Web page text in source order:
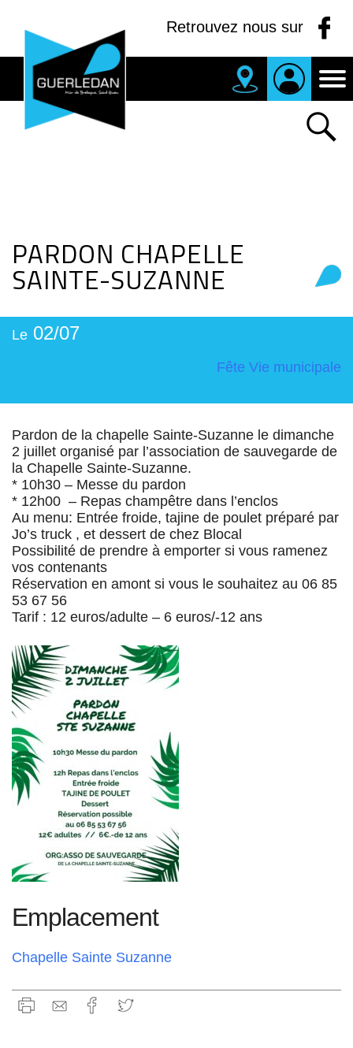
Retrouvez nous sur
PARDON CHAPELLE
SAINTE-SUZANNE
Le 02/07
Fête Vie municipale
Pardon de la chapelle Sainte-Suzanne le dimanche
2 juillet organisé par l’association de sauvegarde de
la Chapelle Sainte-Suzanne.
* 10h30 – Messe du pardon
* 12h00 – Repas champêtre dans l’enclos
Au menu: Entrée froide, tajine de poulet préparé par
Jo’s truck , et dessert de chez Blocal
Possibilité de prendre à emporter si vous ramenez
vos contenants
Réservation en amont si vous le souhaitez au 06 85
53 67 56
Tarif : 12 euros/adulte – 6 euros/-12 ans
Emplacement
Chapelle Sainte Suzanne